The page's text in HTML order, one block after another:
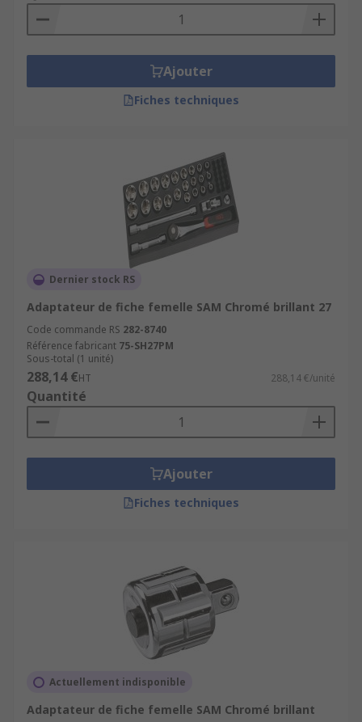
Ajouter
Fiches techniques
Dernier stock RS
Adaptateur de fiche femelle SAM Chromé brillant 27
Code commande RS 282-8740
Référence fabricant 75-SH27PM
Sous-total (1 unité)
288,14 €HT 288,14 €/unité
Quantité
Ajouter
Fiches techniques
Actuellement indisponible
Adaptateur de fiche femelle SAM Chromé brillant